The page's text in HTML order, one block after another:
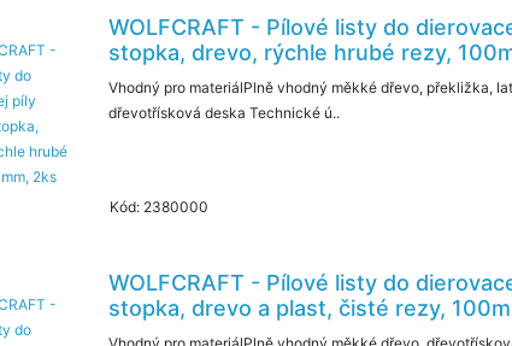
WOLFCRAFT - Pílové listy do
stopka, drevo, rýchle hrubé rezy,
Vhodný pro materiálPlně vhodný měkké dřevo, překližka,
dřevotřísková deska Technické ú..
Kód: 2380000
WOLFCRAFT - Pílové listy do
stopka, drevo a plast, čisté rezy,